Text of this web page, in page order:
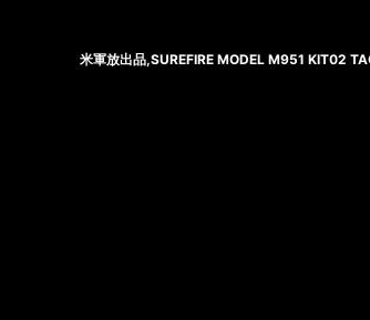
米軍放出品,SUREFIRE MODEL M951 KIT02